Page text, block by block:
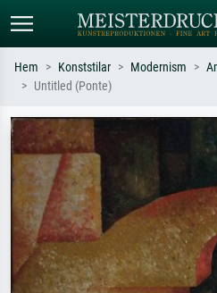
Sök efter konstnär, titel eller stil –
t.ex. Monet, Stjärnenatt,
impressionism, Hokusai-våg, naken.
Hem Konststilar Modernism
Untitled (Ponte)